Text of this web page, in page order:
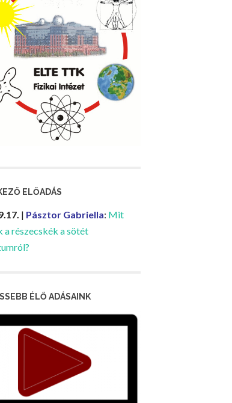
ELŐADÁS
| Pásztor Gabriella: Mit
a részecskék a sötét
ÉLŐ ADÁSAINK